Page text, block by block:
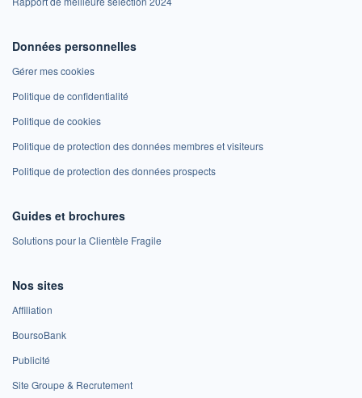
Données personnelles
Gérer mes cookies
Politique de confidentialité
Politique de cookies
Politique de protection des données membres et visiteurs
Politique de protection des données prospects
Guides et brochures
Solutions pour la Clientèle Fragile
Nos sites
Affiliation
BoursoBank
Publicité
Site Groupe & Recrutement